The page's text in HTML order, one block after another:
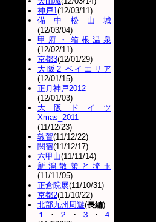
神戸1(12/03/11)
備中松山城
(12/03/04)
甲府・箱根温泉
(12/02/11)
京都3(12/01/29)
大阪2 ベイエリア
(12/01/15)
正月神戸2012
(12/01/03)
大阪ドイツ
Xmas_2011
(11/12/23)
敦賀(11/12/22)
関宿(11/12/17)
六甲山(11/11/14)
新潟散策と埼玉
(11/11/05)
正倉院展(11/10/31)
京都2(11/10/22)
北部九州周遊(長編)
１
・ ２ ・ ３ ・
４